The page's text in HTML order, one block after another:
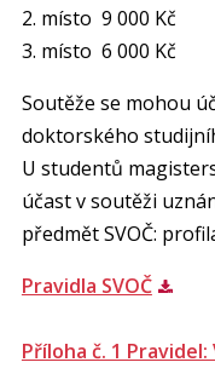
2. místo 9 000 Kč
3. místo 6 000 Kč
Soutěže se mohou
doktorského
U studentů
účast v soutěži
předmět SVOČ:
Pravidla SVOČ
Příloha č. 1